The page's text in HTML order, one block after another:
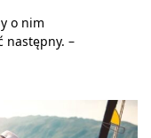
o nim
następny. –